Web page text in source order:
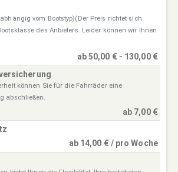
vom Bootstyp)(Der Preis richtet sich
des Anbieters. Leider können wir Ihnen
ab 50,00 € - 130,00 €
können Sie für die Fahrräder eine
abschließen.
ab 7,00 €
ab 14,00 € / pro Woche